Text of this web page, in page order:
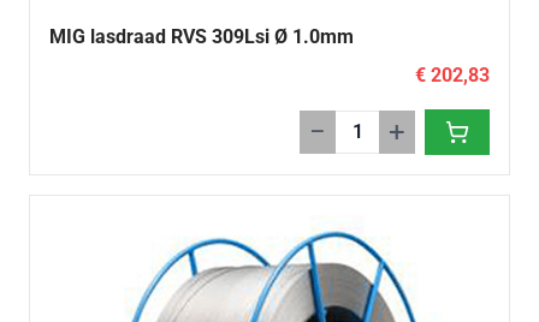
MIG lasdraad RVS 309Lsi Ø 1.0mm
€ 202,83
− +